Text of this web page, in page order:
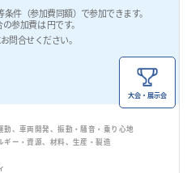
件（参加費同額）で参加できます。
参加費は 円です。
問合せください。
大会・展示会
動、車両開発、振動・騒音・乗り心地
ギー・資源、材料、生産・製造